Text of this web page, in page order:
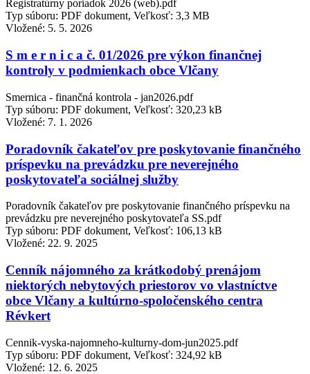
Registratúrny poriadok 2026 (web).pdf
Typ súboru: PDF dokument, Veľkosť: 3,3 MB
Vložené: 5. 5. 2026
S m e r n i c a č. 01/2026 pre výkon finančnej
kontroly v podmienkach obce Vlčany
Smernica - finančná kontrola - jan2026.pdf
Typ súboru: PDF dokument, Veľkosť: 320,23 kB
Vložené: 7. 1. 2026
Poradovník čakateľov pre poskytovanie finančného
príspevku na prevádzku pre neverejného
poskytovateľa sociálnej služby
Poradovník čakateľov pre poskytovanie finančného príspevku na
prevádzku pre neverejného poskytovateľa SS.pdf
Typ súboru: PDF dokument, Veľkosť: 106,13 kB
Vložené: 22. 9. 2025
Cenník nájomného za krátkodobý prenájom
niektorých nebytových priestorov vo vlastníctve
obce Vlčany a kultúrno-spoločenského centra
Révkert
Cennik-vyska-najomneho-kulturny-dom-jun2025.pdf
Typ súboru: PDF dokument, Veľkosť: 324,92 kB
Vložené: 12. 6. 2025